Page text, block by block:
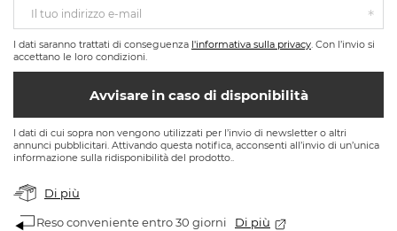
Il tuo indirizzo e-mail
I dati saranno trattati di conseguenza l'informativa sulla privacy. Con l’invio si
accettano le loro condizioni.
Avvisare in caso di disponibilità
I dati di cui sopra non vengono utilizzati per l’invio di newsletter o altri
annunci pubblicitari. Attivando questa notifica, acconsenti all’invio di un’unica
informazione sulla ridisponibilità del prodotto..
Di più
Reso conveniente entro 30 giorni Di più